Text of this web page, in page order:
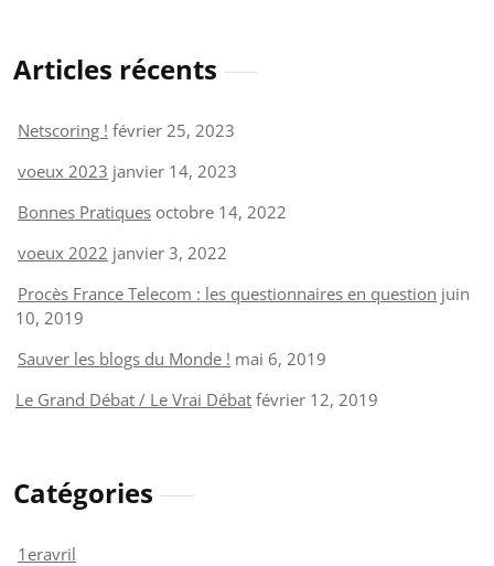
Articles récents
Netscoring ! février 25, 2023
voeux 2023 janvier 14, 2023
Bonnes Pratiques octobre 14, 2022
voeux 2022 janvier 3, 2022
Procès France Telecom : les questionnaires en question juin
10, 2019
Sauver les blogs du Monde ! mai 6, 2019
Le Grand Débat / Le Vrai Débat février 12, 2019
Catégories
1eravril